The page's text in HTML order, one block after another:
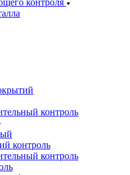
контроля
контроль
контроль
контроль